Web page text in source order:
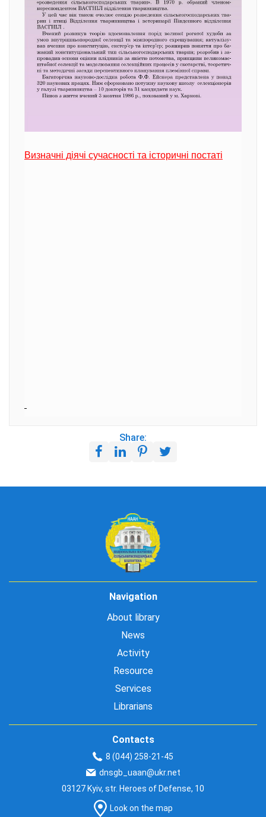
Визначні діячі сучасності та історичні постаті
Share:
Navigation
About library
News
Activity
Resource
Services
Librarians
Contacts
8 (044) 258-21-45
dnsgb_uaan@ukr.net
03127 Kyiv, str. Heroes of Defense, 10
Look on the map